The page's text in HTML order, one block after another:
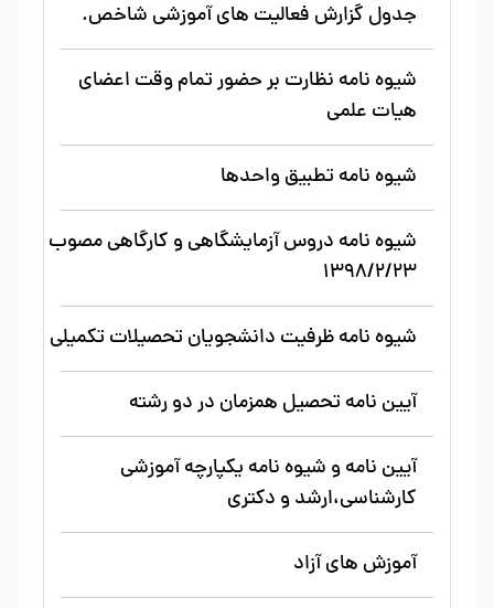
جدول گزارش فعالیت های آموزشی شاخص.
شیوه نامه نظارت بر حضور تمام وقت اعضای
هیات علمی
شیوه نامه تطبیق واحدها
شیوه نامه دروس آزمایشگاهی و کارگاهی مصوب
1398/2/23
شیوه نامه ظرفیت دانشجویان تحصیلات تکمیلی
آیین نامه تحصیل همزمان در دو رشته
آیین نامه و شیوه نامه یکپارچه آموزشی
کارشناسی،ارشد و دکتری
آموزش های آزاد